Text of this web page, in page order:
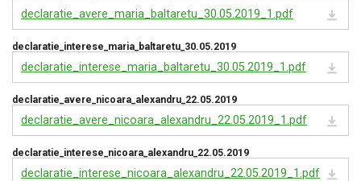
declaratie_avere_maria_baltaretu_30.05.2019_1.pdf
declaratie_interese_maria_baltaretu_30.05.2019
declaratie_interese_maria_baltaretu_30.05.2019_1.pdf
declaratie_avere_nicoara_alexandru_22.05.2019
declaratie_avere_nicoara_alexandru_22.05.2019_1.pdf
declaratie_interese_nicoara_alexandru_22.05.2019
declaratie_interese_nicoara_alexandru_22.05.2019_1.pdf